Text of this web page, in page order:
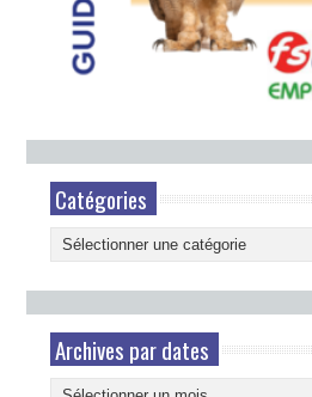
Catégories
Catégories
Archives par dates
Archives